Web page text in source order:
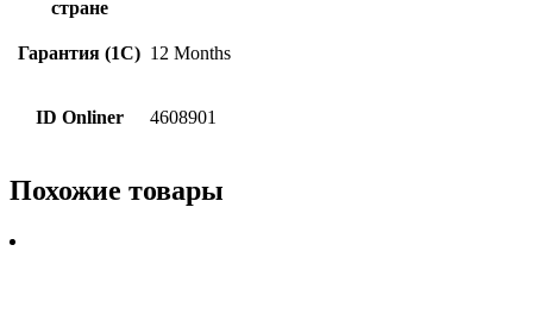
стране
Гарантия (1С) 12 Months
ID Onliner 4608901
Похожие товары